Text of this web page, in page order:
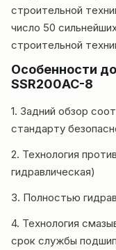
строительной
число 50
строительной
Особенности
SSR200AC-8
1. Задний обзор
стандарту
2. Технология
гидравлическая)
3. Полностью
4. Технология
срок службы